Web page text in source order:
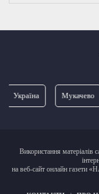
Мукачево
Використання матеріалів
на веб-сайт онлайн